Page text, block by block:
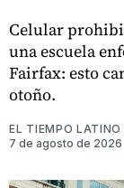
Celular
una escuela
Fairfax: esto
otoño.
EL TIEMPO LATINO
7 de agosto de 2026